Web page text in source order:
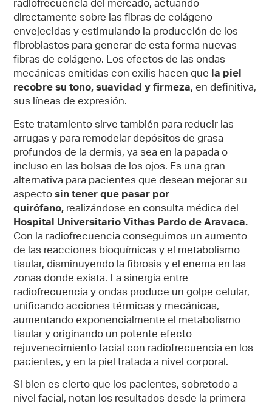
radiofrecuencia del mercado, actuando
directamente sobre las fibras de colágeno
envejecidas y estimulando la producción de los
fibroblastos para generar de esta forma nuevas
fibras de colágeno. Los efectos de las ondas
mecánicas emitidas con exilis hacen que la piel
recobre su tono, suavidad y firmeza, en definitiva,
sus líneas de expresión.
Este tratamiento sirve también para reducir las
arrugas y para remodelar depósitos de grasa
profundos de la dermis, ya sea en la papada o
incluso en las bolsas de los ojos. Es una gran
alternativa para pacientes que desean mejorar su
aspectosin tener que pasar por
quirófano, realizándose en consulta médica del
Hospital Universitario Vithas Pardo de Aravaca.
Con la radiofrecuencia conseguimos un aumento
de las reacciones bioquímicas y el metabolismo
tisular, disminuyendo la fibrosis y el enema en las
zonas donde exista. La sinergia entre
radiofrecuencia y ondas produce un golpe celular,
unificando acciones térmicas y mecánicas,
aumentando exponencialmente el metabolismo
tisular y originando un potente efecto
rejuvenecimiento facial con radiofrecuencia en los
pacientes, y en la piel tratada a nivel corporal.
Si bien es cierto que los pacientes, sobretodo a
nivel facial, notan los resultados desde la primera